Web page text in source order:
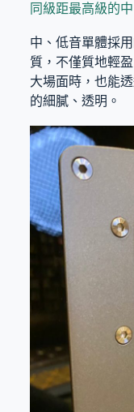
同級距最高級的
中、低音單體採
質，不僅質地輕
大場面時，也能
的細膩、透明。